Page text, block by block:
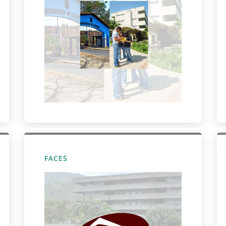
FACES